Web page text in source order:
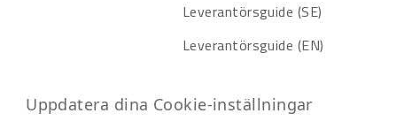
Leverantörsguide (SE)
Leverantörsguide (EN)
Uppdatera dina Cookie-inställningar